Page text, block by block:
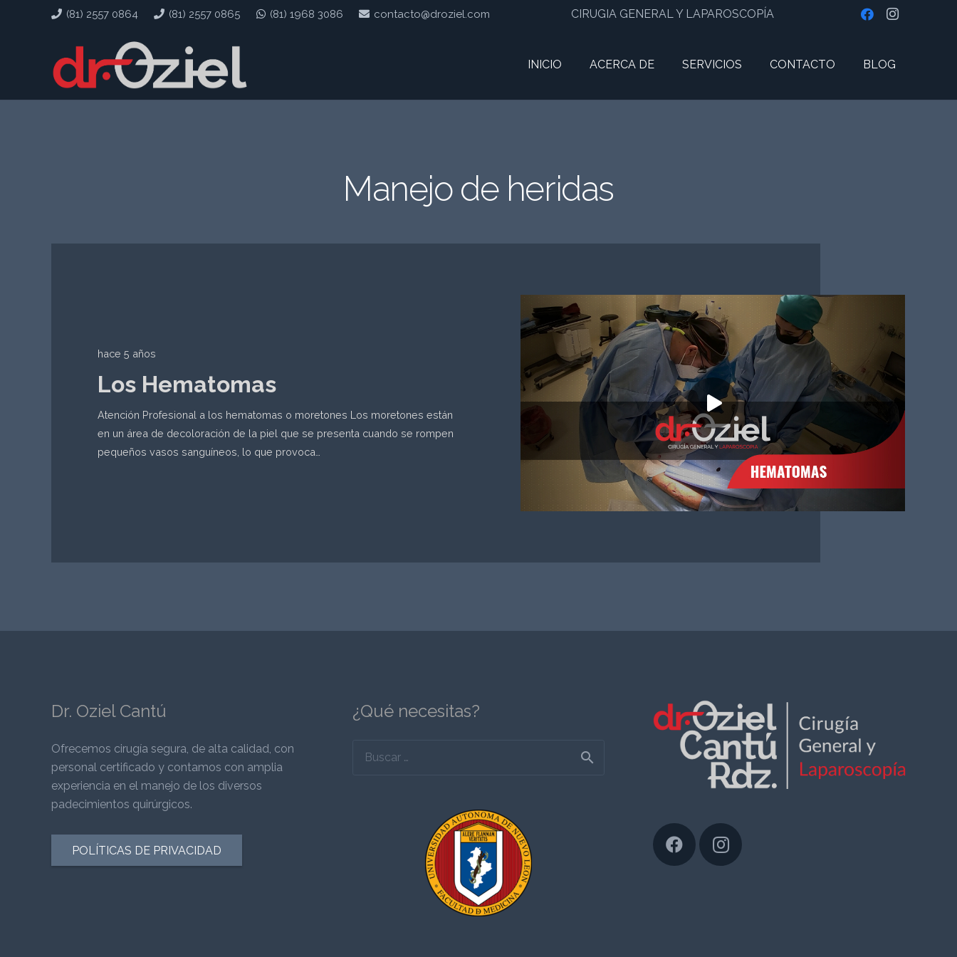
(81) 2557 0864 (81) 2557 0865 (81) 1968 3086 contacto@droziel.com CIRUGIA GENERAL Y LAPAROSCOPÍA
INICIO ACERCA DE SERVICIOS CONTACTO BLOG
Manejo de heridas
hace 5 años
Los Hematomas
Atención Profesional a los hematomas o moretones Los moretones están
en un área de decoloración de la piel que se presenta cuando se rompen
pequeños vasos sanguíneos, lo que provoca…
Dr. Oziel Cantú
Ofrecemos cirugía segura, de alta calidad, con
personal certificado y contamos con amplia
experiencia en el manejo de los diversos
padecimientos quirúrgicos.
POLÍTICAS DE PRIVACIDAD
¿Qué necesitas?